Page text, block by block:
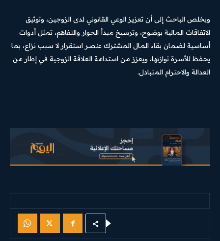
ويخلص الباحث إلى أن تعزيز الوعي القانوني لدى الزوجين، وتوثيق
الاتفاقات المالية بوضوح، وترسيخ مبدأ الحوار والتفاهم، تمثل أدوات
أساسية لضمان بقاء المال المشترك عنصر استقرار لا سبب نزاع، بما
يحفظ للأسرة توازنها، ويعزز من استدامة العلاقة الزوجية في إطار من
العدالة والاحترام المتبادل.